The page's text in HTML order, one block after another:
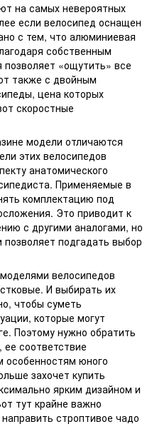
на самых невероятных
если велосипед оснащен
с тем, что алюминиевая
собственным
позволяет «ощутить» все
также с двойным
цена которых
скоростные
модели отличаются
этих велосипедов
анатомического
Применяемые в
комплектацию под
Это приводит к
с другими аналогами, но
подгадать выбор
велосипедов
И выбирать их
чтобы суметь
которые могут
Поэтому нужно обратить
ее соответствие
особенностям юного
захочет купить
ярким дизайном и
тут крайне важно
строптивое чадо